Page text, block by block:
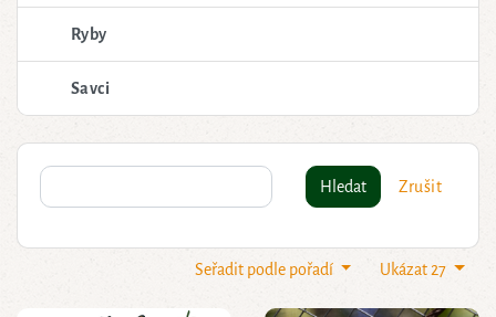
Ryby
Savci
Hledat Zrušit
Ukázat 27
Seřadit podle pořadí